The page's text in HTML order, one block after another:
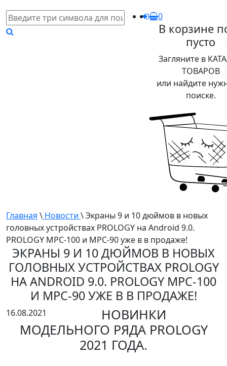
0
В корзине
пусто
Загляните в
ТОВАРОВ
или найдите
поиске.
Главная \ Новости \ Экраны 9 и 10 дюймов в новых
головных устройствах PROLOGY на Android 9.0.
PROLOGY MPC-100 и MPC-90 уже в в продаже!
ЭКРАНЫ 9 И 10 ДЮЙМОВ В НОВЫХ
ГОЛОВНЫХ УСТРОЙСТВАХ PROLOGY
НА ANDROID 9.0. PROLOGY MPC-100
И MPC-90 УЖЕ В В ПРОДАЖЕ!
16.08.2021
НОВИНКИ
МОДЕЛЬНОГО РЯДА PROLOGY
2021 ГОДА.